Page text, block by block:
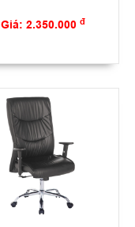
Giá: 2.350.000 đ